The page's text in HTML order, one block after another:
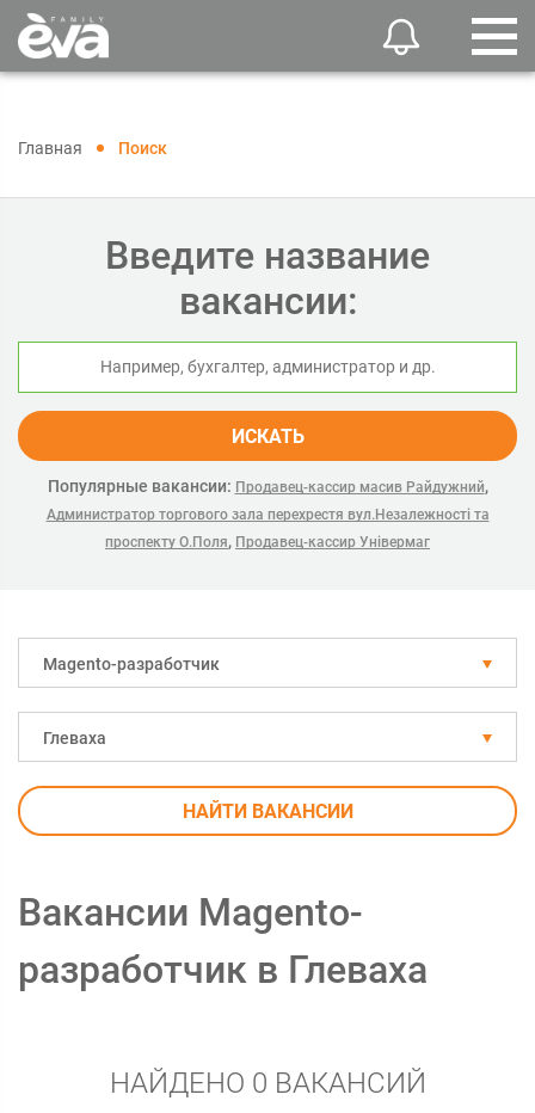
Главная Поиск
Введите название
вакансии:
ИСКАТЬ
Популярные вакансии: Продавец-кассир масив Райдужний,
Администратор торгового зала перехрестя вул.Незалежності та
проспекту О.Поля, Продавец-кассир Універмаг
Magento-разработчик
Глеваха
НАЙТИ ВАКАНСИИ
Вакансии Magento-
разработчик в Глеваха
НАЙДЕНО 0 ВАКАНСИЙ